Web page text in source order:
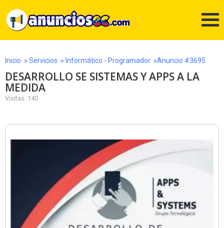
Inicio » Servicios » Informático - Programador »Anuncio #3695
DESARROLLO SE SISTEMAS Y APPS A LA
MEDIDA
Visitas: 140